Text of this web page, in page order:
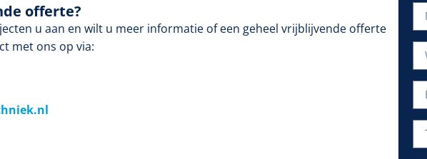
offerte?
u aan en wilt u meer informatie of een geheel vrijblijvende offerte
met ons op via: